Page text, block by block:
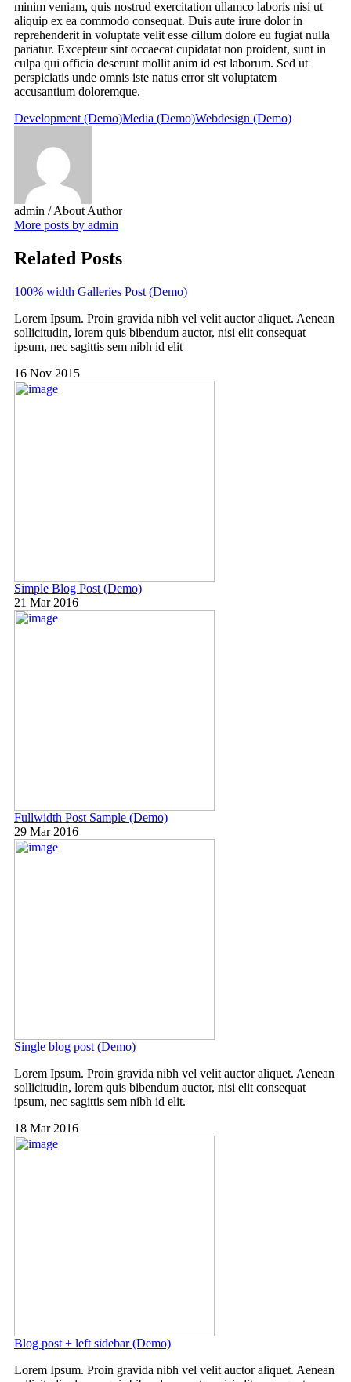
minim veniam, quis nostrud exercitation ullamco laboris nisi ut
aliquip ex ea commodo consequat. Duis aute irure dolor in
reprehenderit in voluptate velit esse cillum dolore eu fugiat nulla
pariatur. Excepteur sint occaecat cupidatat non proident, sunt in
culpa qui officia deserunt mollit anim id est laborum. Sed ut
perspiciatis unde omnis iste natus error sit voluptatem
accusantium doloremque.
Development (Demo)Media (Demo)Webdesign (Demo)
admin / About Author
More posts by admin
Related Posts
100% width Galleries Post (Demo)
Lorem Ipsum. Proin gravida nibh vel velit auctor aliquet. Aenean
sollicitudin, lorem quis bibendum auctor, nisi elit consequat
ipsum, nec sagittis sem nibh id elit
16 Nov 2015
Simple Blog Post (Demo)
21 Mar 2016
Fullwidth Post Sample (Demo)
29 Mar 2016
Single blog post (Demo)
Lorem Ipsum. Proin gravida nibh vel velit auctor aliquet. Aenean
sollicitudin, lorem quis bibendum auctor, nisi elit consequat
ipsum, nec sagittis sem nibh id elit.
18 Mar 2016
Blog post + left sidebar (Demo)
Lorem Ipsum. Proin gravida nibh vel velit auctor aliquet. Aenean